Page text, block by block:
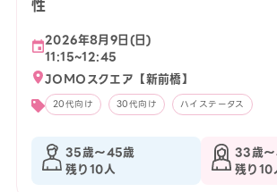
性
2026年8月9日(日)
11:15~12:45
JOMOスクエア【新前橋】
20代向け 30代向け ハイステータス
35歳〜45歳
残り10人
33歳
残り10